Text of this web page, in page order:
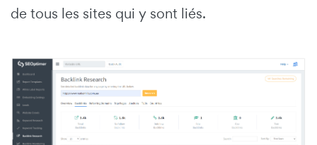
de tous les sites qui y sont liés.